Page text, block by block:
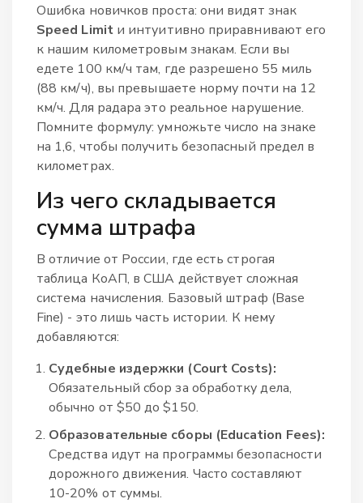
Ошибка новичков проста: они видят знак
Speed Limitи интуитивно приравнивают его
к нашим километровым знакам. Если вы
едете 100 км/ч там, где разрешено 55 миль
(88 км/ч), вы превышаете норму почти на 12
км/ч. Для радара это реальное нарушение.
Помните формулу: умножьте число на знаке
на 1,6, чтобы получить безопасный предел в
километрах.
Из чего складывается
сумма штрафа
В отличие от России, где есть строгая
таблица КоАП, в США действует сложная
система начисления. Базовый штраф (Base
Fine) - это лишь часть истории. К нему
добавляются:
Судебные издержки (Court Costs):
Обязательный сбор за обработку дела,
обычно от $50 до $150.
Образовательные сборы (Education Fees):
Средства идут на программы безопасности
дорожного движения. Часто составляют
10-20% от суммы.